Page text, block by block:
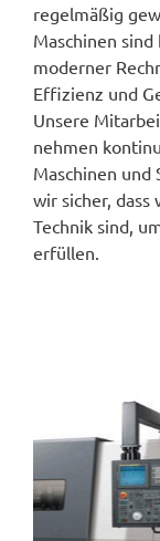
regelmäßig
Maschinen
moderner
Effizienz und
Unsere
nehmen
Maschinen
wir sicher,
Technik sind,
erfüllen.